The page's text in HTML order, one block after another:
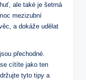
ale také je šetrná
mezizubní
a dokáže udělat
přechodné.
cítíte jako ten
tyto tipy a